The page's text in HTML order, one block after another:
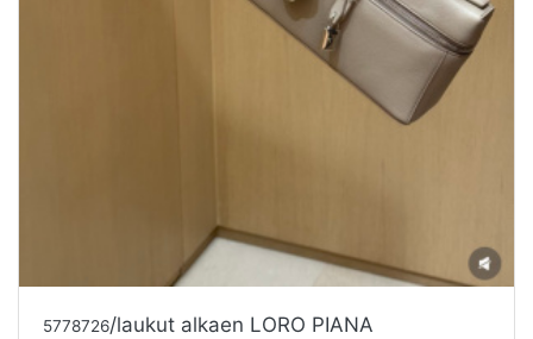
5778726/laukut alkaen LORO PIANA